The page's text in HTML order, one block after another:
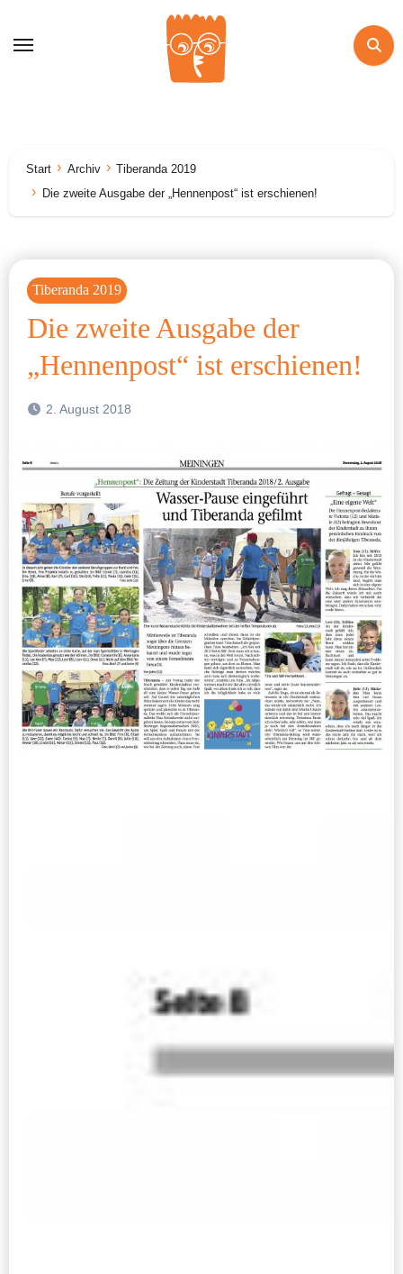
Inhalt
Start Archiv
Tiberanda 2019
Die zweite Ausgabe der „Hennenpost“ ist erschienen!
Tiberanda 2019
Die zweite Ausgabe der
„Hennenpost“ ist erschienen!
2. August 2018